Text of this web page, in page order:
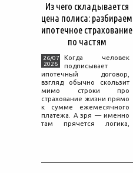
Из чего складывается
цена полиса: разбираем
ипотечное страхование
по частям
26/07
2026
Когда человек
подписывает
ипотечный договор,
взгляд обычно скользит
мимо строки про
страхование жизни прямо
к сумме ежемесячного
платежа. А зря — именно
там прячется логика,